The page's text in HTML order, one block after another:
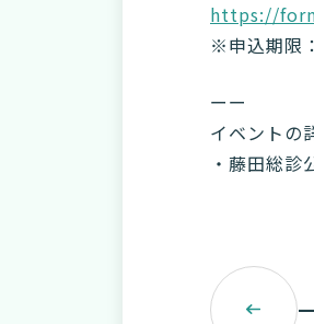
https://
※申込期限
ーー
イベントの
・藤田総診